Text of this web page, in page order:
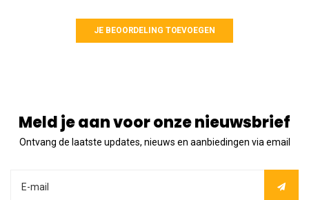
JE BEOORDELING TOEVOEGEN
Meld je aan voor onze nieuwsbrief
Ontvang de laatste updates, nieuws en aanbiedingen via email